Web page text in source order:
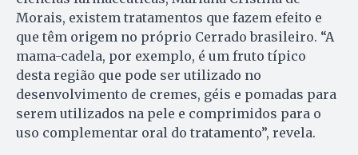
Morais, existem tratamentos que fazem efeito e
que têm origem no próprio Cerrado brasileiro. “A
mama-cadela, por exemplo, é um fruto típico
desta região que pode ser utilizado no
desenvolvimento de cremes, géis e pomadas para
serem utilizados na pele e comprimidos para o
uso complementar oral do tratamento”, revela.